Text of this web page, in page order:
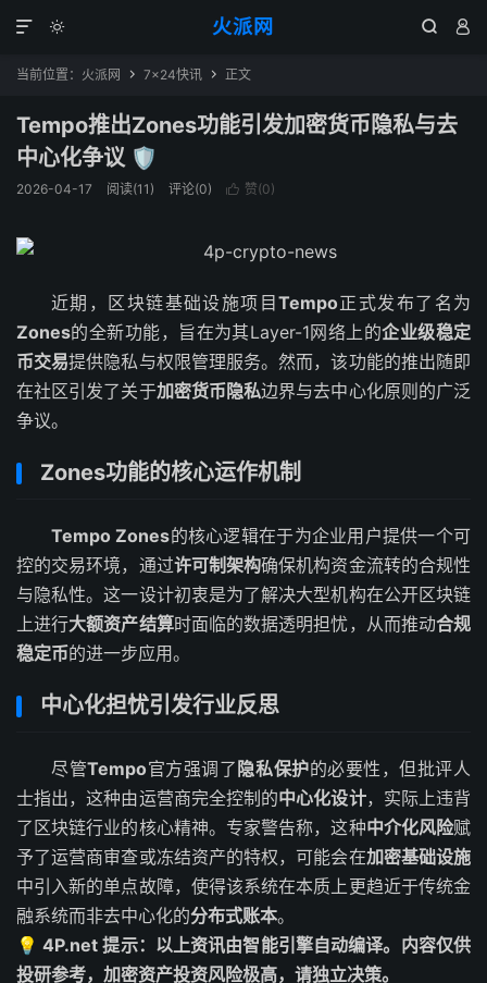
火派网
  

当前位置： 火派网  7×24快讯  正文
Tempo推出Zones功能引发加密货币隐私与去
中心化争议 🛡️
2026-04-17 阅读(11) 评论(0)  赞(0)
近期，区块链基础设施项目Tempo正式发布了名为
Zones的全新功能，旨在为其Layer-1网络上的企业级稳定
币交易提供隐私与权限管理服务。然而，该功能的推出随即
在社区引发了关于加密货币隐私边界与去中心化原则的广泛
争议。
Zones功能的核心运作机制
Tempo Zones的核心逻辑在于为企业用户提供一个可
控的交易环境，通过许可制架构确保机构资金流转的合规性
与隐私性。这一设计初衷是为了解决大型机构在公开区块链
上进行大额资产结算时面临的数据透明担忧，从而推动合规
稳定币的进一步应用。
中心化担忧引发行业反思
尽管Tempo官方强调了 隐私保护的必要性，但批评人
士指出，这种由运营商完全控制的中心化设计，实际上违背
了区块链行业的核心精神。专家警告称，这种中介化风险赋
予了运营商审查或冻结资产的特权，可能会在加密基础设施
中引入新的单点故障，使得该系统在本质上更趋近于传统金
融系统而非去中心化的分布式账本。
💡 4P.net 提示：以上资讯由智能引擎自动编译。内容仅供
投研参考，加密资产投资风险极高，请独立决策。